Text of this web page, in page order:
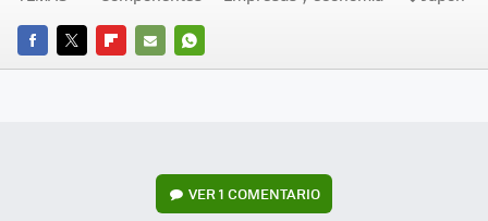
FACEBOOK
TWITTERFLIPBOARD
E-
WHATSAPP
VER1 COMENTARIO